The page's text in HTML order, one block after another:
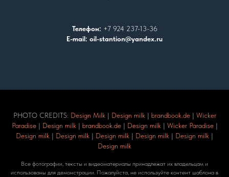
Телефон: +7 924 237-13-36
E-mail: oil-stantion@yandex.ru
PHOTO CREDITS: Design Milk | Design milk | brandbook.de| Wicker
Paradise| Design milk | brandbook.de| Design milk | Wicker Paradise|
Design milk | Design milk | Design milk | Design milk | Design milk |
Design milk
Все фотографии, тексты и видеоматериалы принадлежат их владельцам и
использованы для демонстрации. Пожалуйста, не используйте контент шаблона в